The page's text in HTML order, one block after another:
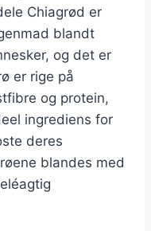
Chiagrød er
blandt
og det er
er rige på
og protein,
ingrediens for
deres
blandes med